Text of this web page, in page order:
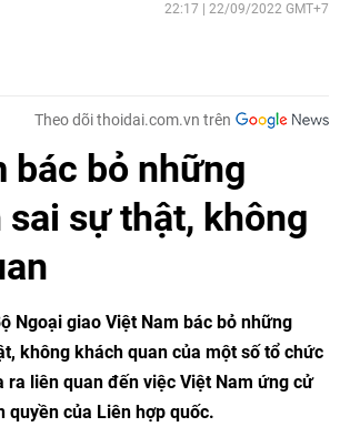
22:17 | 22/09/2022 GMT+7
Theo dõi thoidai.com.vn trên
bác bỏ những
sự thật, không
Ngoại giao Việt Nam bác bỏ những
không khách quan của một số tổ chức
ra liên quan đến việc Việt Nam ứng cử
quyền của Liên hợp quốc.